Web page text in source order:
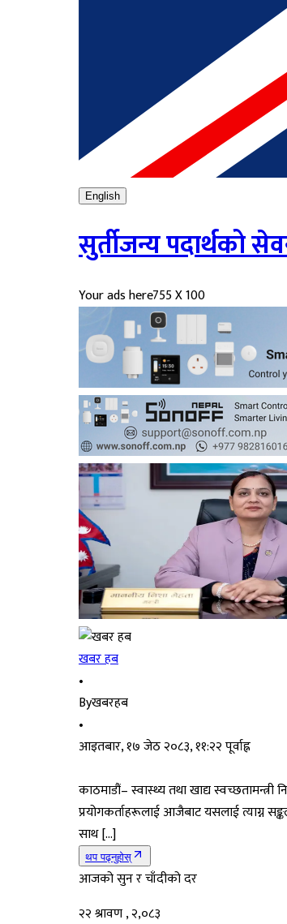
English
सुर्तीजन्य पदार्थको
Your ads here755 X 100
खबर हब
•
Byखबरहब
•
आइतबार, १७ जेठ २०८३, ११:२२ पूर्वाह्न
काठमाडौं– स्वास्थ्य तथा खाद्य
प्रयोगकर्ताहरूलाई आजैबाट यसलाई त्याग्न
साथ […]
थप पढ्नुहोस्
आजको सुन र चाँदीको दर
२२ श्रावण , २,०८३